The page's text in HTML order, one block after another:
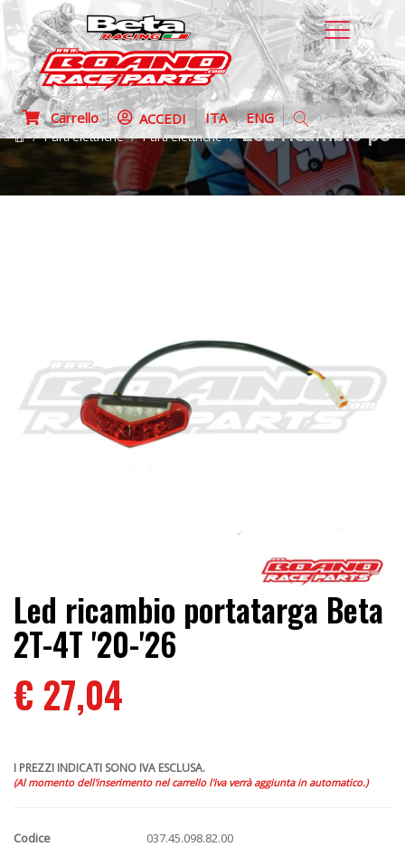
Carrello ACCEDI ITA ENG
Parti elettriche Parti elettriche Led ricambio
Led ricambio portatarga Beta
2T-4T '20-'26
€ 27,04
I PREZZI INDICATI SONO IVA ESCLUSA.
(Al momento dell'inserimento nel carrello l'iva verrà aggiunta in automatico.)
Codice
037.45.098.82.00